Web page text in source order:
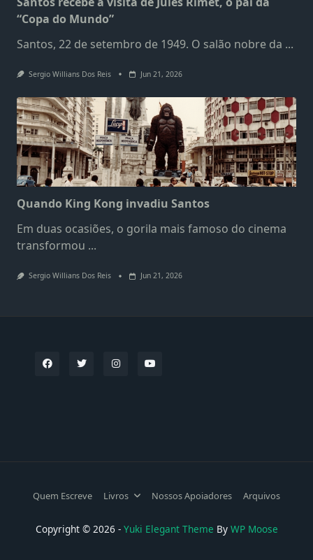
“Copa do Mundo”
Santos, 22 de setembro de 1949. O salão nobre da ...
Sergio Willians Dos Reis Jun 21, 2026
Quando King Kong invadiu Santos
Em duas ocasiões, o gorila mais famoso do cinema
transformou ...
Sergio Willians Dos Reis Jun 21, 2026
Quem Escreve Livros Nossos Apoiadores Arquivos
Copyright © 2026 - Yuki Elegant Theme By WP Moose